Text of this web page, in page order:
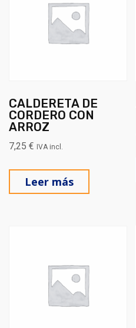
CALDERETA DE
CORDERO CON
ARROZ
7,25 € IVA incl.
Leer más